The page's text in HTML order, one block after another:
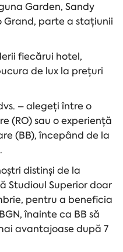
Garden, Sandy
Grand, parte a stațiunii
fiecărui hotel,
de lux la prețuri
– alegeți între o
(RO) sau o experiență
(BB), începând de la
distinși de la
Studioul Superior doar
pentru a beneficia
înainte ca BB să
avantajoase după 7